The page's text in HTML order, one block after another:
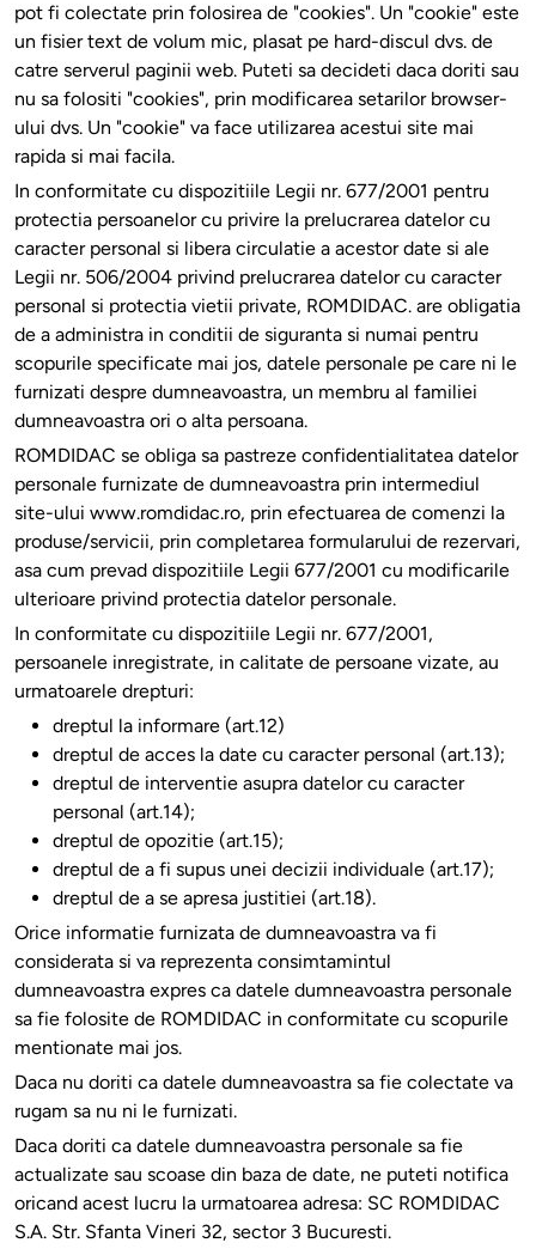
pot fi colectate prin folosirea de "cookies". Un "cookie" este
un fisier text de volum mic, plasat pe hard-discul dvs. de
catre serverul paginii web. Puteti sa decideti daca doriti sau
nu sa folositi "cookies", prin modificarea setarilor browser-
ului dvs. Un "cookie" va face utilizarea acestui site mai
rapida si mai facila.
In conformitate cu dispozitiile Legii nr. 677/2001 pentru
protectia persoanelor cu privire la prelucrarea datelor cu
caracter personal si libera circulatie a acestor date si ale
Legii nr. 506/2004 privind prelucrarea datelor cu caracter
personal si protectia vietii private, ROMDIDAC. are obligatia
de a administra in conditii de siguranta si numai pentru
scopurile specificate mai jos, datele personale pe care ni le
furnizati despre dumneavoastra, un membru al familiei
dumneavoastra ori o alta persoana.
ROMDIDAC se obliga sa pastreze confidentialitatea datelor
personale furnizate de dumneavoastra prin intermediul
site-ului www.romdidac.ro, prin efectuarea de comenzi la
produse/servicii, prin completarea formularului de rezervari,
asa cum prevad dispozitiile Legii 677/2001 cu modificarile
ulterioare privind protectia datelor personale.
In conformitate cu dispozitiile Legii nr. 677/2001,
persoanele inregistrate, in calitate de persoane vizate, au
urmatoarele drepturi:
dreptul la informare (art.12)
dreptul de acces la date cu caracter personal (art.13);
dreptul de interventie asupra datelor cu caracter
personal (art.14);
dreptul de opozitie (art.15);
dreptul de a fi supus unei decizii individuale (art.17);
dreptul de a se apresa justitiei (art.18).
Orice informatie furnizata de dumneavoastra va fi
considerata si va reprezenta consimtamintul
dumneavoastra expres ca datele dumneavoastra personale
sa fie folosite de ROMDIDAC in conformitate cu scopurile
mentionate mai jos.
Daca nu doriti ca datele dumneavoastra sa fie colectate va
rugam sa nu ni le furnizati.
Daca doriti ca datele dumneavoastra personale sa fie
actualizate sau scoase din baza de date, ne puteti notifica
oricand acest lucru la urmatoarea adresa: SC ROMDIDAC
S.A. Str. Sfanta Vineri 32, sector 3 Bucuresti.